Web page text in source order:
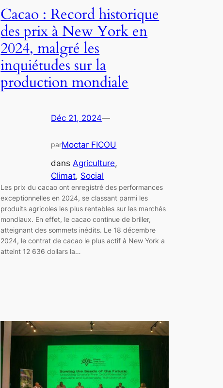
Cacao : Record historique
des prix à New York en
2024, malgré les
inquiétudes sur la
production mondiale
Déc 21, 2024—
parMoctar FICOU
dansAgriculture
Climat, Social
Les prix du cacao ont enregistré des performances
exceptionnelles en 2024, se classant parmi les
produits agricoles les plus rentables sur les marchés
mondiaux. En effet, le cacao continue de briller,
atteignant des sommets inédits. Le 18 décembre
2024, le contrat de cacao le plus actif à New York a
atteint 12 636 dollars la…